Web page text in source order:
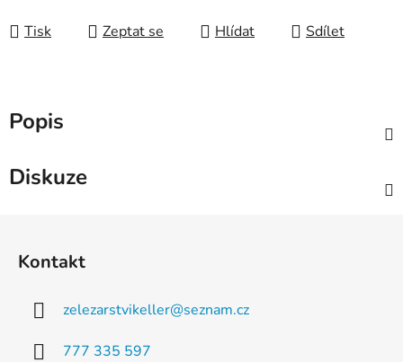
Tisk Zeptat se Hlídat Sdílet
Popis
Diskuze
Kontakt
zelezarstvikeller@seznam.cz
777 335 597